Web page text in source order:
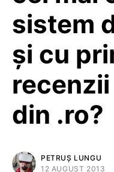
sistem
şi cu
din .ro?
PETRUȘ LUNGU
12 AUGUST 2013